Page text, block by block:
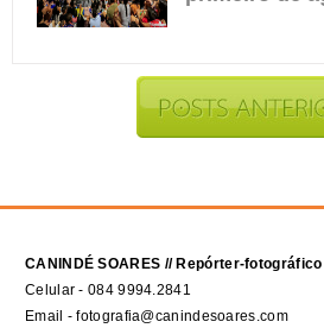
CANINDÉ SOARES // Repórter-fotográfico
Celular - 084 9994.2841
Email - fotografia@canindesoares.com